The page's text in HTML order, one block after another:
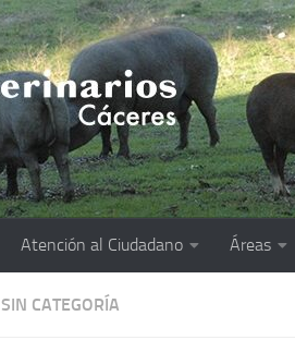
Atención al Ciudadano Áreas
SIN CATEGORÍA